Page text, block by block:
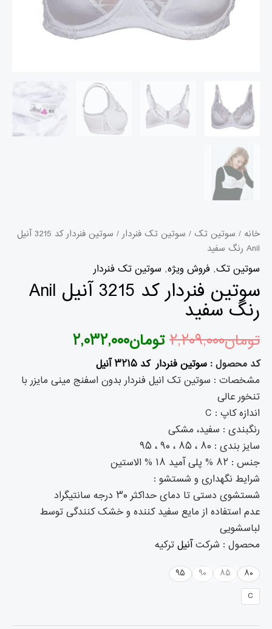
خانه / سوتین تک / سوتین تک فنردار
/ سوتین فنردار کد 3215 آنیل
Anil رنگ سفید
سوتین تک, فروش ویژه, سوتین تک فنردار
سوتین فنردار کد 3215 آنیل Anil
رنگ سفید
تومان۲,۲۰۹,۰۰۰تومان۲,۰۳۲,۰۰۰
کد محصول : سوتین فنردار کد ۳۲۱۵ آنیل
مشخصات : سوتین تک انیل فنردار بدون اسفنج مینی مایزر با
تنخور عالی
اندازه کاپ : C
رنگبندی : سفید، مشکی
سایز بندی : ۸۰ ، ۸۵ ، ۹۰ ، ۹۵
جنس : ۸۲ % پلی آمید ۱۸ % الاستین
شرایط نگهداری و شستشو :
شستشوی دستی تا دمای حداکثر ۳۰ درجه سانتیگراد
عدم استفاده از مایع سفید کننده و خشک کنندگی توسط
لباسشویی
محصول : شرکتآنیلترکیه
۸۰ ۸۵ ۹۰
۹۵
C